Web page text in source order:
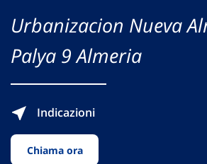
Urbanizacion Nueva
Palya 9 Almeria
Indicazioni
Chiama ora